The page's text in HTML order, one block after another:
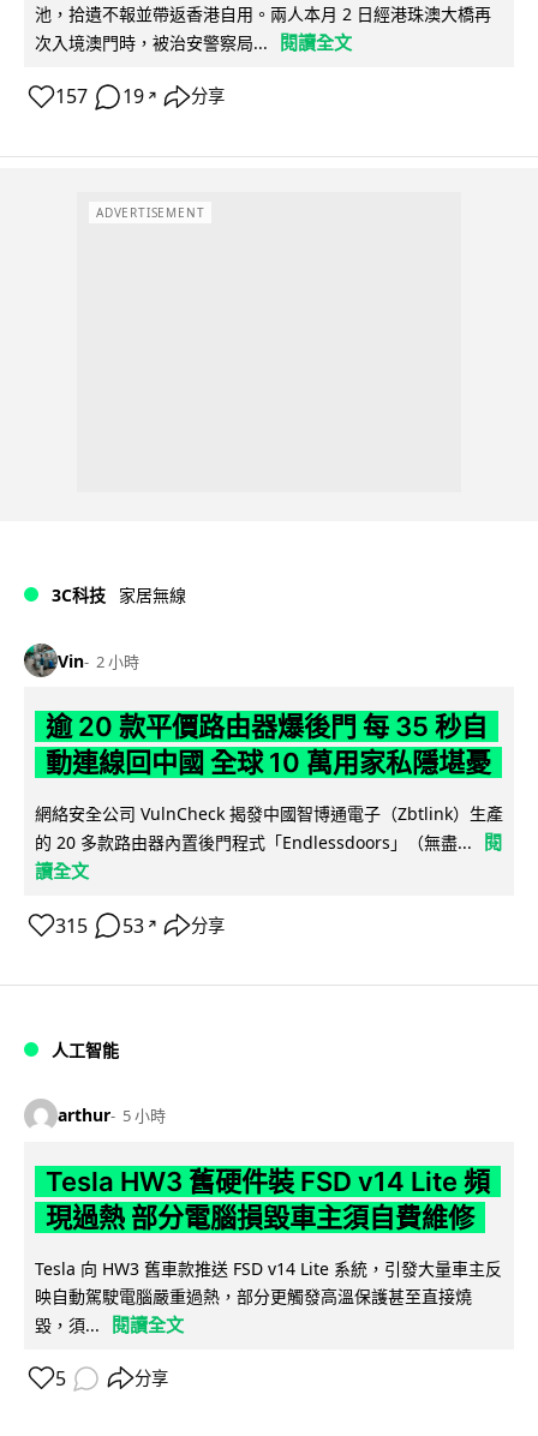
池，拾遺不報並帶返香港自用。兩人本月 2 日經港珠澳大橋再
次入境澳門時，被治安警察局...
閱讀全文
157 19 ↗ 分享
ADVERTISEMENT
3C科技 家居無線
Vin 2 小時
逾 20 款平價路由器爆後門 每 35 秒自
動連線回中國 全球 10 萬用家私隱堪憂
網絡安全公司 VulnCheck 揭發中國智博通電子（Zbtlink）生產
的 20 多款路由器內置後門程式「Endlessdoors」（無盡...
閱
讀全文
315 53 ↗ 分享
人工智能
arthur 5 小時
Tesla HW3 舊硬件裝 FSD v14 Lite 頻
現過熱 部分電腦損毀車主須自費維修
Tesla 向 HW3 舊車款推送 FSD v14 Lite 系統，引發大量車主反
映自動駕駛電腦嚴重過熱，部分更觸發高溫保護甚至直接燒
毀，須...
閱讀全文
5 分享